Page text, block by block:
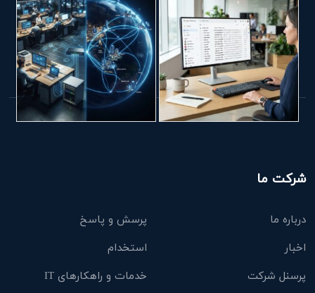
شرکت ما
درباره ما
پرسش و پاسخ
اخبار
استخدام
پرسنل شرکت
خدمات و راهکارهای IT